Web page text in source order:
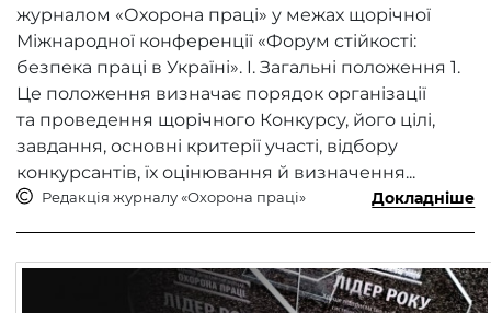
журналом «Охорона праці» у межах щорічної
Міжнародної конференції «Форум стійкості:
безпека праці в Україні». I. Загальні положення 1.
Це положення визначає порядок організації
та проведення щорічного Конкурсу, його цілі,
завдання, основні критерії участі, відбору
конкурсантів, їх оцінювання й визначення...
Редакція журналу «Охорона праці» Докладніше